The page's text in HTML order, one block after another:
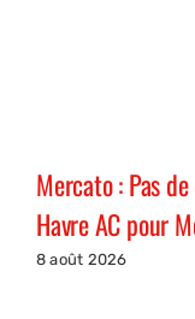
Mercato : Pas
Havre AC pour
8 août 2026